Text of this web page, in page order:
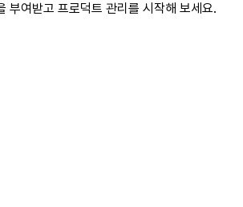
부여받고 프로덕트 관리를 시작해 보세요.